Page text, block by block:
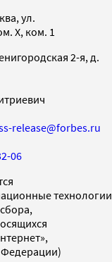
ул.
X, ком. 1
2-я, д.
release@forbes.ru
06
технологии
Федерации)